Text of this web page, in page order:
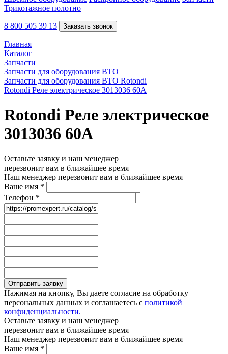
Трикотажное полотно
8 800 505 39 13 Заказать звонок
Главная
Каталог
Запчасти
Запчасти для оборудования ВТО
Запчасти для оборудования ВТО Rotondi
Rotondi Реле электрическое 3013036 60A
Rotondi Реле электрическое
3013036 60A
Оставьте заявку и наш менеджер
перезвонит вам в ближайшее время
Наш менеджер перезвонит вам в ближайшее время
Ваше имя *
Телефон *
Отправить заявку
Нажимая на кнопку, Вы даете согласие на обработку
персональных данных и соглашаетесь с политикой
конфиденциальности.
Оставьте заявку и наш менеджер
перезвонит вам в ближайшее время
Наш менеджер перезвонит вам в ближайшее время
Ваше имя *